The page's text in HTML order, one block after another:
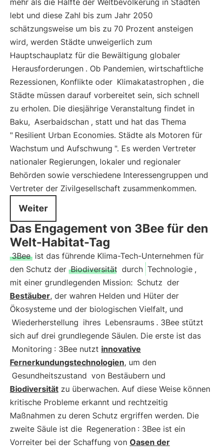
mehr als die Hälfte der Weltbevölkerung in Städten
lebt und diese Zahl bis zum Jahr 2050
schätzungsweise um bis zu 70 Prozent ansteigen
wird, werden Städte unweigerlich zum
Hauptschauplatz für die Bewältigung globaler
Herausforderungen . Ob Pandemien, wirtschaftliche
Rezessionen, Konflikte oder Klimakatastrophen , die
Städte müssen darauf vorbereitet sein, sich schnell
zu erholen. Die diesjährige Veranstaltung findet in
Baku, Aserbaidschan , statt und hat das Thema
" Resilient Urban Economies. Städte als Motoren für
Wachstum und Aufschwung ". Es werden Vertreter
nationaler Regierungen, lokaler und regionaler
Behörden sowie verschiedene Interessengruppen und
Vertreter der Zivilgesellschaft zusammenkommen.
Weiter
Das Engagement von 3Bee für den
Welt-Habitat-Tag
3Bee ist das führende Klima-Tech-Unternehmen für
den Schutz der Biodiversität durch Technologie ,
mit einer grundlegenden Mission: Schutz der
Bestäuber, der wahren Helden und Hüter der
Ökosysteme und der biologischen Vielfalt, und
Wiederherstellung ihres Lebensraums . 3Bee stützt
sich auf drei grundlegende Säulen. Die erste ist das
Monitoring : 3Bee nutzt innovative
Fernerkundungstechnologien, um den
Gesundheitszustand von Bestäubern und
Biodiversität zu überwachen. Auf diese Weise können
kritische Probleme erkannt und rechtzeitig
Maßnahmen zu deren Schutz ergriffen werden. Die
zweite Säule ist die Regeneration : 3Bee ist ein
Vorreiter bei der Schaffung von Oasen der